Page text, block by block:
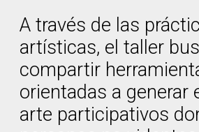
A través de las
artísticas, el taller
compartir
orientadas a generar
arte participativos